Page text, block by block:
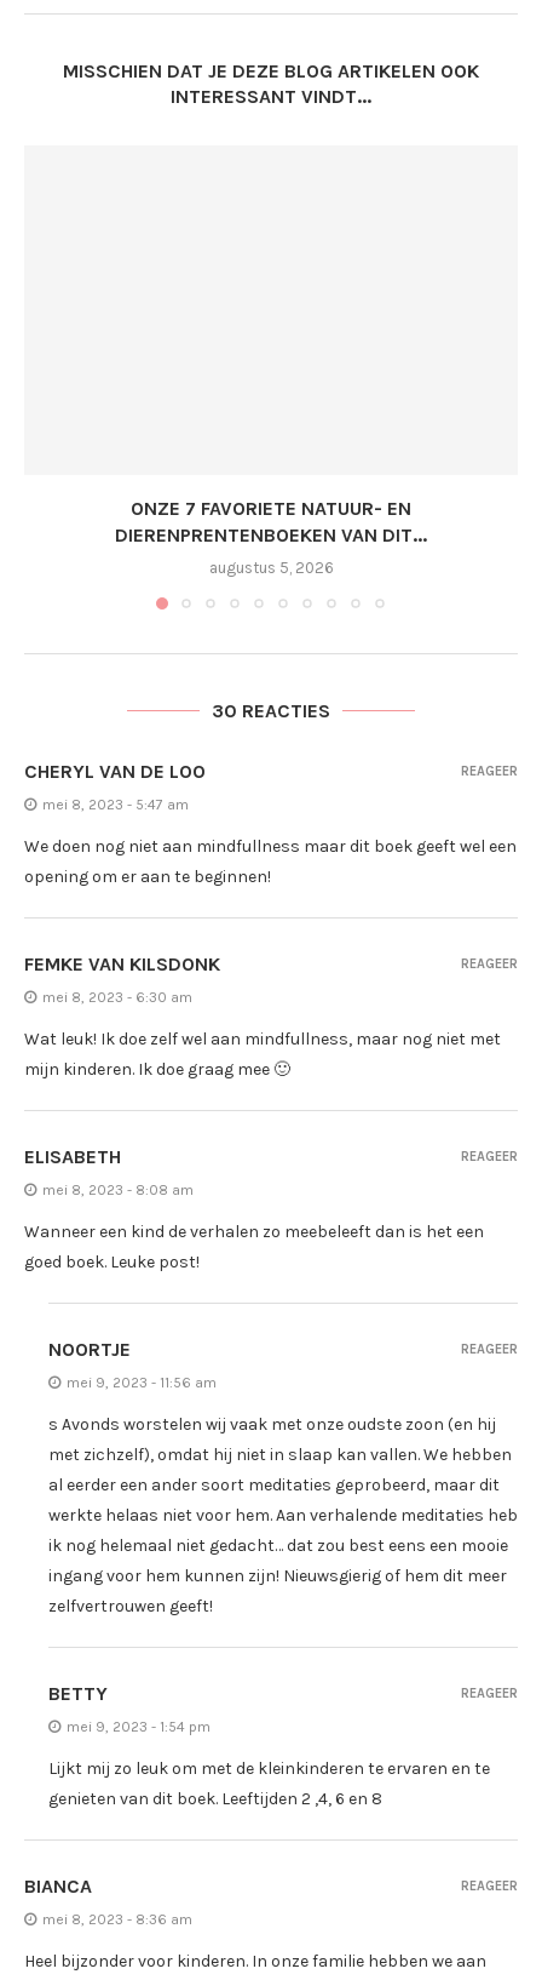
MISSCHIEN DAT JE DEZE BLOG ARTIKELEN OOK
INTERESSANT VINDT...
ONZE 7 FAVORIETE NATUUR- EN
DIERENPRENTENBOEKEN VAN DIT...
augustus 5, 2026
30 REACTIES
CHERYL VAN DE LOO
mei 8, 2023 - 5:47 am
We doen nog niet aan mindfullness maar dit boek geeft wel een
opening om er aan te beginnen!
REAGEER
FEMKE VAN KILSDONK
mei 8, 2023 - 6:30 am
Wat leuk! Ik doe zelf wel aan mindfullness, maar nog niet met
mijn kinderen. Ik doe graag mee 🙂
REAGEER
ELISABETH
mei 8, 2023 - 8:08 am
Wanneer een kind de verhalen zo meebeleeft dan is het een
goed boek. Leuke post!
REAGEER
NOORTJE
mei 9, 2023 - 11:56 am
s Avonds worstelen wij vaak met onze oudste zoon (en hij
met zichzelf), omdat hij niet in slaap kan vallen. We hebben
al eerder een ander soort meditaties geprobeerd, maar dit
werkte helaas niet voor hem. Aan verhalende meditaties heb
ik nog helemaal niet gedacht… dat zou best eens een mooie
ingang voor hem kunnen zijn! Nieuwsgierig of hem dit meer
zelfvertrouwen geeft!
REAGEER
BETTY
mei 9, 2023 - 1:54 pm
Lijkt mij zo leuk om met de kleinkinderen te ervaren en te
genieten van dit boek. Leeftijden 2 ,4, 6 en 8
REAGEER
BIANCA
mei 8, 2023 - 8:36 am
Heel bijzonder voor kinderen. In onze familie hebben we aan
REAGEER